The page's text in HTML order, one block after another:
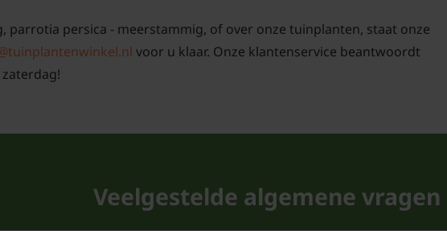
geplant vraagt de
dode of beschadigde
uitstekende keuze als
parrotia persica - meerstammig, of over onze tuinplanten, staat onze
voor u klaar. Onze klantenservice beantwoordt
Veelgestelde algemene vragen